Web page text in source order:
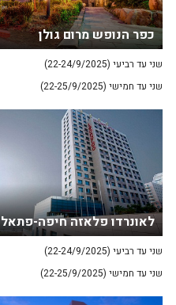
כפר הנופש מרום גולן
שני עד רביעי (22-24/9/2025)
שני עד חמישי (22-25/9/2025)
לאונרדו פלאזה חיפה-פתאל
שני עד רביעי (22-24/9/2025)
שני עד חמישי (22-25/9/2025)